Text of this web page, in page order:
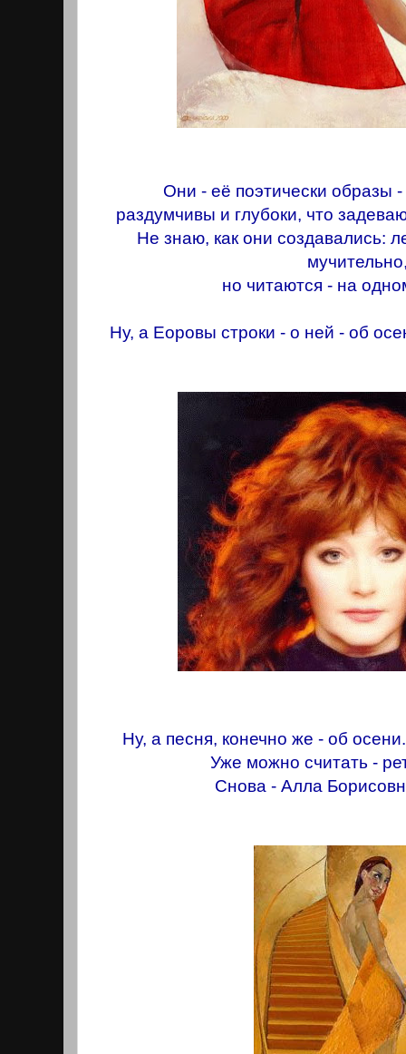
Они - её поэтически образы
раздумчивы и глубоки, что
Не знаю, как они создавались:
но читаются - на
Ну, а Еоровы строки - о ней - об
Ну, а песня, конечно же - об
Уже можно считать -
Снова - Алла